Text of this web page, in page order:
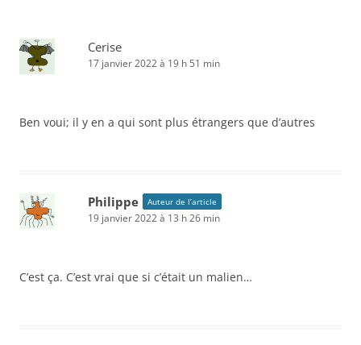
Cerise
17 janvier 2022 à 19 h 51 min
Ben voui; il y en a qui sont plus étrangers que d’autres
Philippe Auteur de l’article
19 janvier 2022 à 13 h 26 min
C’est ça. C’est vrai que si c’était un malien…